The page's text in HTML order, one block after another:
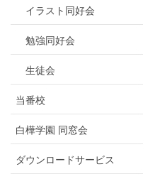
イラスト同好会
勉強同好会
生徒会
当番校
白樺学園 同窓会
ダウンロードサービス